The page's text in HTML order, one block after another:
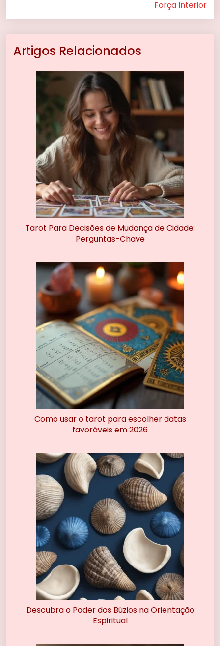
Força Interior
Artigos Relacionados
Tarot Para Decisões de Mudança de Cidade:
Perguntas-Chave
Como usar o tarot para escolher datas
favoráveis em 2026
Descubra o Poder dos Búzios na Orientação
Espiritual